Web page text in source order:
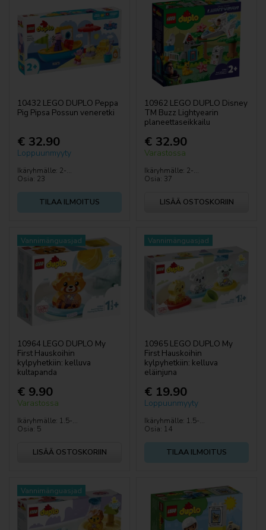
10432 LEGO DUPLO Peppa
Pig Pipsa Possun veneretki
€ 32.90
Loppuunmyyty
Ikäryhmälle: 2-...
Osia: 23
TILAA ILMOITUS
10962 LEGO DUPLO Disney
TM Buzz Lightyearin
planeettaseikkailu
€ 32.90
Varastossa
Ikäryhmälle: 2-...
Osia: 37
LISÄÄ OSTOSKORIIN
Vannimänguasjad
10964 LEGO DUPLO My
First Hauskoihin
kylpyhetkiin: kelluva
kultapanda
€ 9.90
Varastossa
Ikäryhmälle: 1.5-...
Osia: 5
LISÄÄ OSTOSKORIIN
Vannimänguasjad
10965 LEGO DUPLO My
First Hauskoihin
kylpyhetkiin: kelluva
eläinjuna
€ 19.90
Loppuunmyyty
Ikäryhmälle: 1.5-...
Osia: 14
TILAA ILMOITUS
Vannimänguasjad